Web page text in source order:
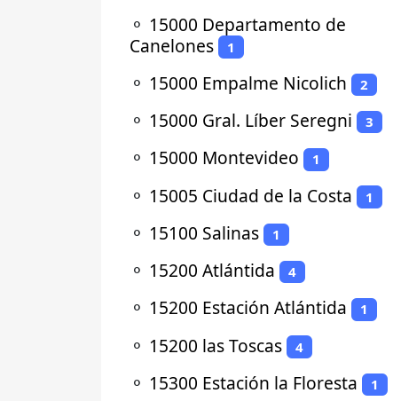
⚬ 15000 Departamento de
Canelones
1
⚬ 15000 Empalme Nicolich 2
⚬ 15000 Gral. Líber Seregni 3
⚬ 15000 Montevideo 1
⚬ 15005 Ciudad de la Costa 1
⚬ 15100 Salinas 1
⚬ 15200 Atlántida 4
⚬ 15200 Estación Atlántida 1
⚬ 15200 las Toscas 4
⚬ 15300 Estación la Floresta 1